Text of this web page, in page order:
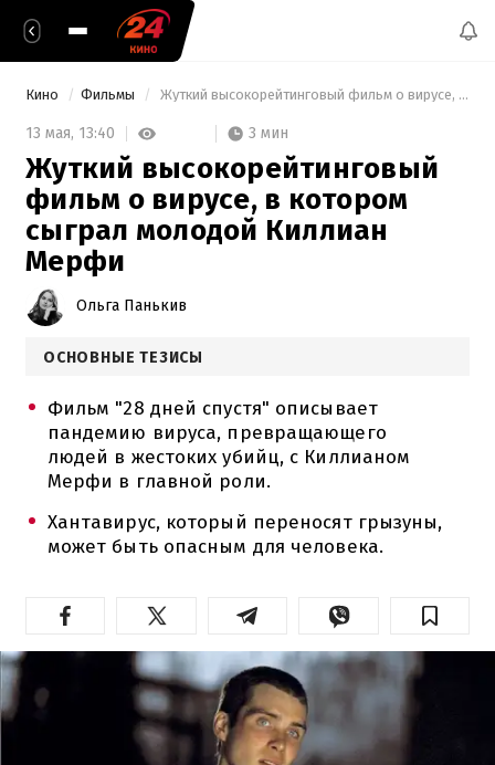
Кино Фильмы Жуткий высокорейтинговый фильм о вирусе, в котором сыграл молодой Киллиан Мерфи
13 мая, 13:40 3 мин
Жуткий высокорейтинговый
фильм о вирусе, в котором
сыграл молодой Киллиан
Мерфи
Ольга Панькив
ОСНОВНЫЕ ТЕЗИСЫ
Фильм "28 дней спустя" описывает
пандемию вируса, превращающего
людей в жестоких убийц, с Киллианом
Мерфи в главной роли.
Хантавирус, который переносят грызуны,
может быть опасным для человека.